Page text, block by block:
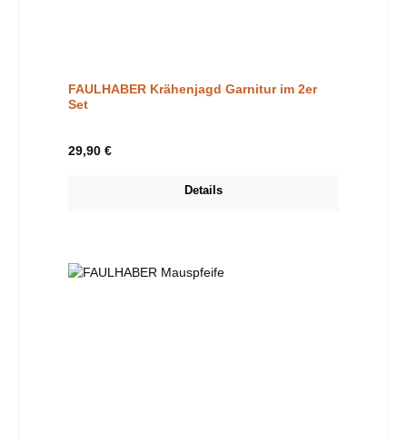
FAULHABER Krähenjagd Garnitur im 2er
Set
Regulärer Preis:
29,90 €
Details